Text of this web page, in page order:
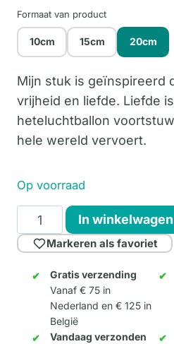
Formaat van product
10cm 15cm 20cm
Mijn stuk is geïnspireerd
vrijheid en liefde. Liefde
heteluchtballon
hele wereld vervoert.
Op voorraad
Love
is
in
the
aantal
In winkelwagen
Markeren als favoriet
Gratis verzending
Vanaf € 75 in
Nederland en € 125 in
België
Vandaag verzonden